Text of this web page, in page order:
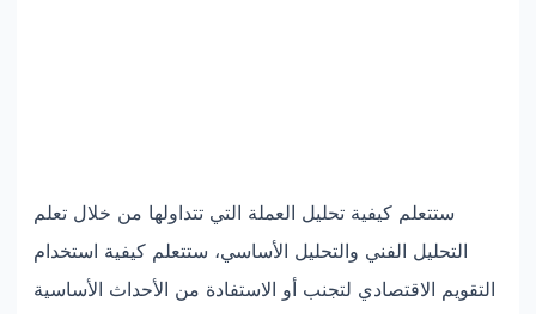
ستتعلم كيفية تحليل العملة التي تتداولها من خلال تعلم
التحليل الفني والتحليل الأساسي، ستتعلم كيفية استخدام
التقويم الاقتصادي لتجنب أو الاستفادة من الأحداث الأساسية